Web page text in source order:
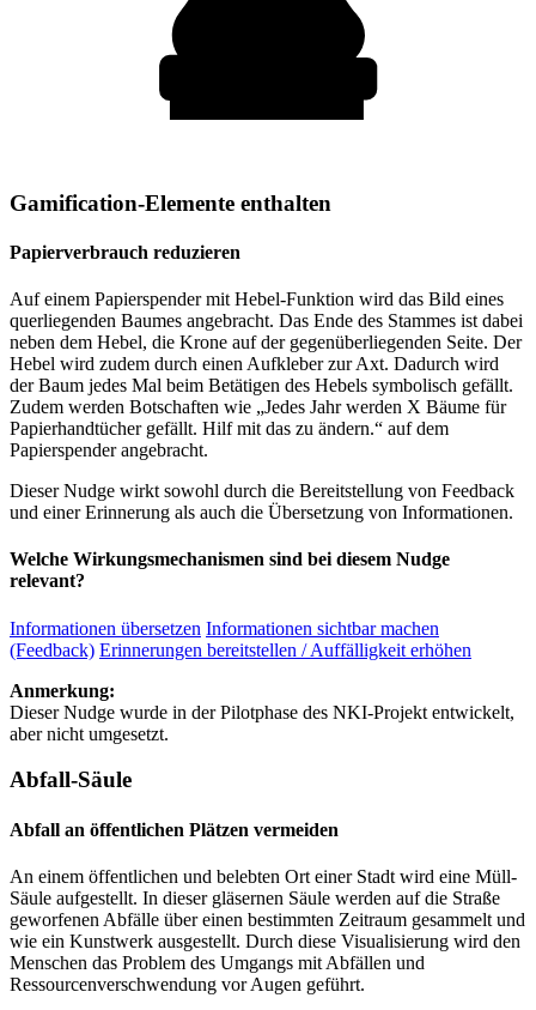
Gamification-Elemente enthalten
Papierverbrauch reduzieren
Auf einem Papierspender mit Hebel-Funktion wird das Bild eines
querliegenden Baumes angebracht. Das Ende des Stammes ist dabei
neben dem Hebel, die Krone auf der gegenüberliegenden Seite. Der
Hebel wird zudem durch einen Aufkleber zur Axt. Dadurch wird
der Baum jedes Mal beim Betätigen des Hebels symbolisch gefällt.
Zudem werden Botschaften wie „Jedes Jahr werden X Bäume für
Papierhandtücher gefällt. Hilf mit das zu ändern.“ auf dem
Papierspender angebracht.
Dieser Nudge wirkt sowohl durch die Bereitstellung von Feedback
und einer Erinnerung als auch die Übersetzung von Informationen.
Welche Wirkungsmechanismen sind bei diesem Nudge
relevant?
Informationen übersetzen Informationen sichtbar machen
(Feedback) Erinnerungen bereitstellen / Auffälligkeit erhöhen
Anmerkung:
Dieser Nudge wurde in der Pilotphase des NKI-Projekt entwickelt,
aber nicht umgesetzt.
Abfall-Säule
Abfall an öffentlichen Plätzen vermeiden
An einem öffentlichen und belebten Ort einer Stadt wird eine Müll-
Säule aufgestellt. In dieser gläsernen Säule werden auf die Straße
geworfenen Abfälle über einen bestimmten Zeitraum gesammelt und
wie ein Kunstwerk ausgestellt. Durch diese Visualisierung wird den
Menschen das Problem des Umgangs mit Abfällen und
Ressourcenverschwendung vor Augen geführt.